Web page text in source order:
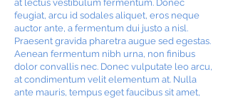
at lectus vestibulum fermentum. Donec
feugiat, arcu id sodales aliquet, eros neque
auctor ante, a fermentum dui justo a nisl.
Praesent gravida pharetra augue sed egestas.
Aenean fermentum nibh urna, non finibus
dolor convallis nec. Donec vulputate leo arcu,
at condimentum velit elementum at. Nulla
ante mauris, tempus eget faucibus sit amet,